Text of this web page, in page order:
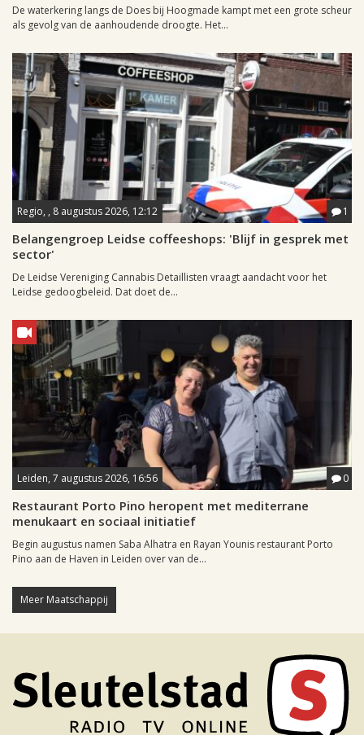
De waterkering langs de Does bij Hoogmade kampt met een grote scheur
als gevolg van de aanhoudende droogte. Het...
Regio, , 8 augustus 2026, 12:12 1
Belangengroep Leidse coffeeshops: 'Blijf in gesprek met
sector'
De Leidse Vereniging Cannabis Detaillisten vraagt aandacht voor het
Leidse gedoogbeleid. Dat doet de...
Leiden, 7 augustus 2026, 16:56 0
Restaurant Porto Pino heropent met mediterrane
menukaart en sociaal initiatief
Begin augustus namen Saba Alhatra en Rayan Younis restaurant Porto
Pino aan de Haven in Leiden over van de...
Meer Maatschappij